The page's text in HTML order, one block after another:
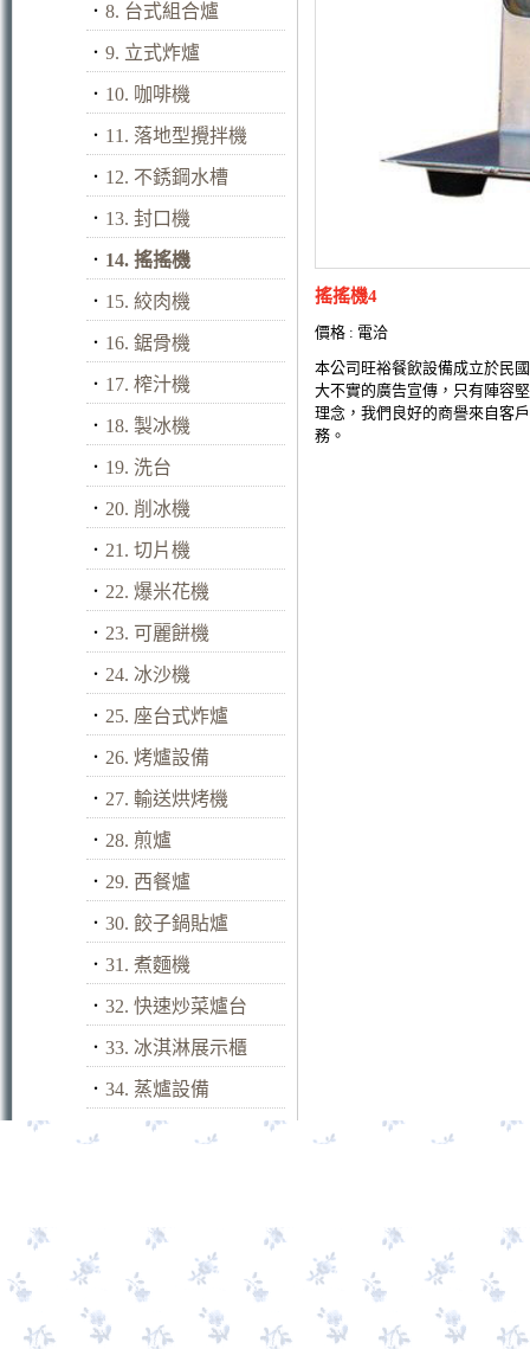
． 8. 台式組合爐
． 9. 立式炸爐
． 10. 咖啡機
． 11. 落地型攪拌機
． 12. 不銹鋼水槽
． 13. 封口機
． 14. 搖搖機
． 15. 絞肉機
． 16. 鋸骨機
． 17. 榨汁機
． 18. 製冰機
． 19. 洗台
． 20. 削冰機
． 21. 切片機
． 22. 爆米花機
． 23. 可麗餅機
． 24. 冰沙機
． 25. 座台式炸爐
． 26. 烤爐設備
． 27. 輸送烘烤機
． 28. 煎爐
． 29. 西餐爐
． 30. 餃子鍋貼爐
． 31. 煮麵機
． 32. 快速炒菜爐台
． 33. 冰淇淋展示櫃
． 34. 蒸爐設備
搖搖機4
價格 : 電洽
本公司旺裕餐飲設備成立於民
大不實的廣告宣傳，只有陣容
理念，我們良好的商譽來自客
務。